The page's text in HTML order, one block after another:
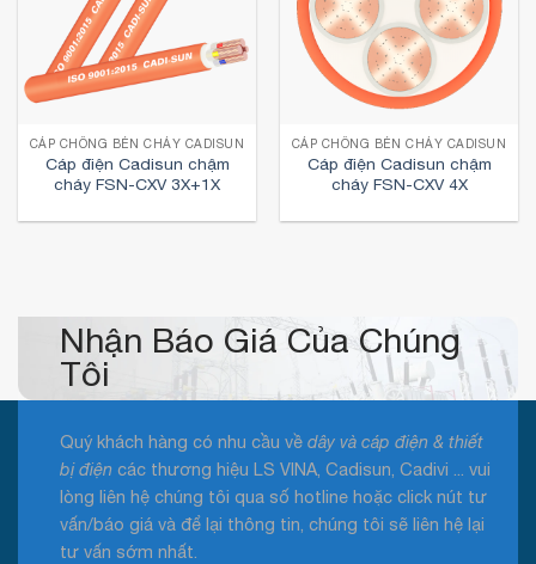
CÁP CHỐNG BÉN CHÁY CADISUN
Cáp điện Cadisun chậm
cháy FSN-CXV 3X+1X
CÁP CHỐNG BÉN CHÁY CADISUN
Cáp điện Cadisun chậm
cháy FSN-CXV 4X
Nhận Báo Giá Của Chúng
Tôi
Quý khách hàng có nhu cầu về dây và cáp điện & thiết
bị điện các thương hiệu LS VINA, Cadisun, Cadivi ... vui
lòng liên hệ chúng tôi qua số hotline hoặc click nút tư
vấn/báo giá và để lại thông tin, chúng tôi sẽ liên hệ lại
tư vấn sớm nhất.